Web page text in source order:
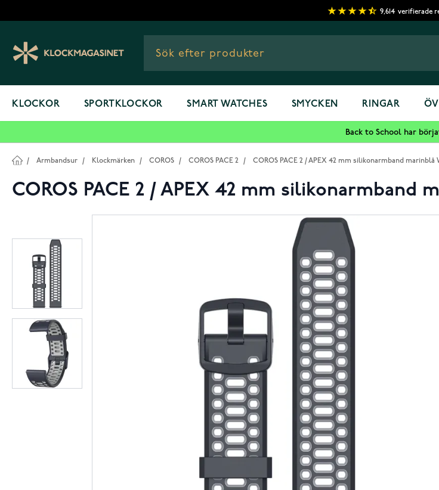
9,614 verifierade
KLOCKOR SPORTKLOCKOR SMART WATCHES SMYCKEN RINGAR
Back to School har
/ Armbandsur / Klockmärken / COROS / COROS PACE 2 / COROS PACE 2 / APEX 42 mm silikonarmband marinblå
COROS PACE 2 / APEX 42 mm silikonarmband